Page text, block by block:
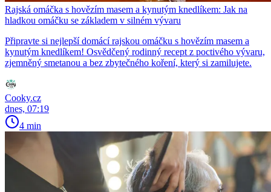
Rajská omáčka s hovězím masem a kynutým knedlíkem: Jak na
hladkou omáčku se základem v silném vývaru
Připravte si nejlepší domácí rajskou omáčku s hovězím masem a
kynutým knedlíkem! Osvědčený rodinný recept z poctivého vývaru,
zjemněný smetanou a bez zbytečného koření, který si zamilujete.
Cooky.cz
dnes, 07:19
4 min